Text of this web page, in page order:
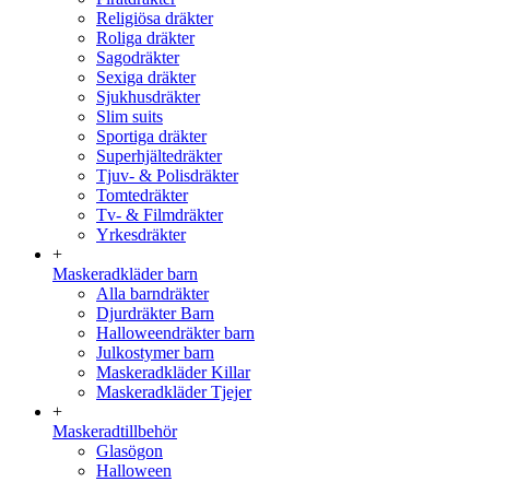
Religiösa dräkter
Roliga dräkter
Sagodräkter
Sexiga dräkter
Sjukhusdräkter
Slim suits
Sportiga dräkter
Superhjältedräkter
Tjuv- & Polisdräkter
Tomtedräkter
Tv- & Filmdräkter
Yrkesdräkter
+
Maskeradkläder barn
Alla barndräkter
Djurdräkter Barn
Halloweendräkter barn
Julkostymer barn
Maskeradkläder Killar
Maskeradkläder Tjejer
+
Maskeradtillbehör
Glasögon
Halloween